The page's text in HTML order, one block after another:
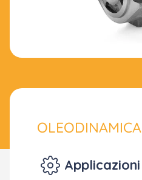
OLEODINAMICA
Applicazioni